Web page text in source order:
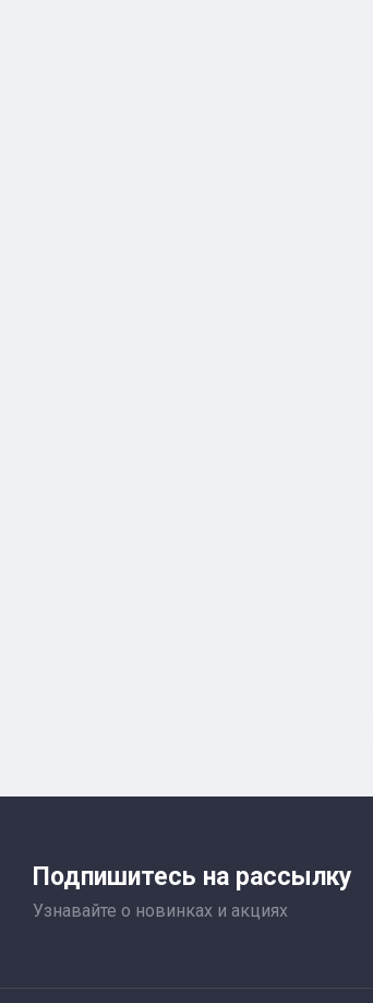
Подпишитесь на рассылку
Узнавайте о новинках и акциях